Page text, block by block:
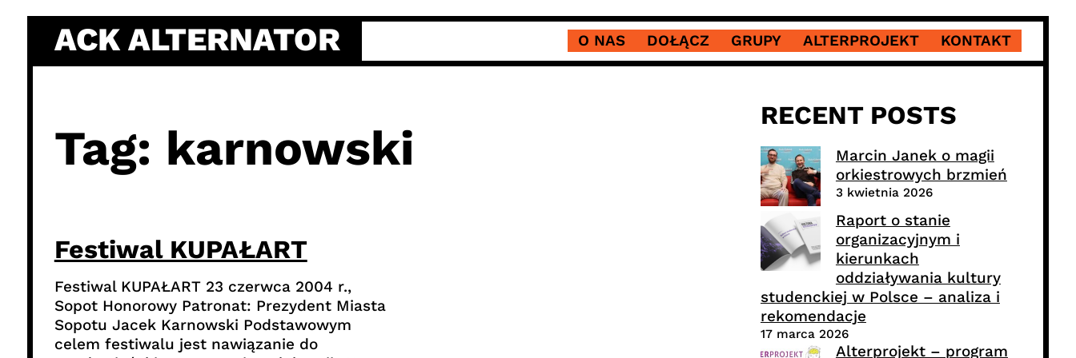
content
ACK ALTERNATOR O NAS DOŁĄCZ GRUPY ALTERPROJEKT KONTAKT
Tag: karnowski
Festiwal KUPAŁART
Festiwal KUPAŁART 23 czerwca 2004 r.,
Sopot Honorowy Patronat: Prezydent Miasta
Sopotu Jacek Karnowski Podstawowym
celem festiwalu jest nawiązanie do
RECENT POSTS
Marcin Janek o magii
orkiestrowych brzmień
3 kwietnia 2026
Raport o stanie
organizacyjnym i
kierunkach
oddziaływania kultury
studenckiej w Polsce – analiza i
rekomendacje
17 marca 2026
Alterprojekt – program